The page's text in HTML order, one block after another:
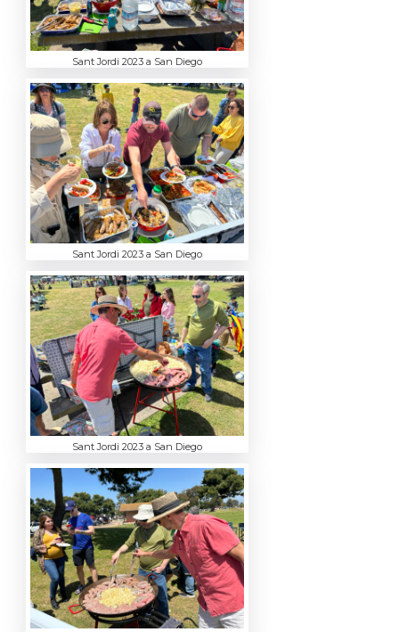
Sant Jordi 2023 a San Diego
Sant Jordi 2023 a San Diego
Sant Jordi 2023 a San Diego